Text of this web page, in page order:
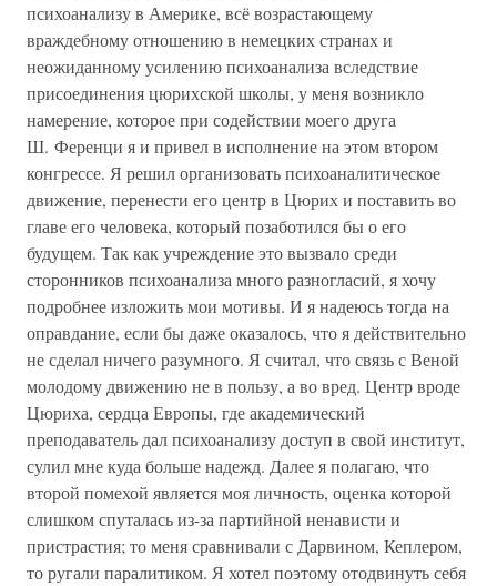
психоанализу в Америке, всё возрастающему
враждебному отношению в немецких странах и
неожиданному усилению психоанализа вследствие
присоединения цюрихской школы, у меня возникло
намерение, которое при содействии моего друга
Ш. Ференци я и привел в исполнение на этом втором
конгрессе. Я решил организовать психоаналитическое
движение, перенести его центр в Цюрих и поставить во
главе его человека, который позаботился бы о его
будущем. Так как учреждение это вызвало среди
сторонников психоанализа много разногласий, я хочу
подробнее изложить мои мотивы. И я надеюсь тогда на
оправдание, если бы даже оказалось, что я действительно
не сделал ничего разумного. Я считал, что связь с Веной
молодому движению не в пользу, а во вред. Центр вроде
Цюриха, сердца Европы, где академический
преподаватель дал психоанализу доступ в свой институт,
сулил мне куда больше надежд. Далее я полагаю, что
второй помехой является моя личность, оценка которой
слишком спуталась из-за партийной ненависти и
пристрастия; то меня сравнивали с Дарвином, Кеплером,
то ругали паралитиком. Я хотел поэтому отодвинуть себя